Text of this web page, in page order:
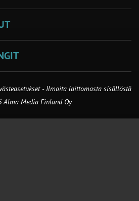
- Ilmoita laittomasta sisällöstä
Alma Media Finland Oy